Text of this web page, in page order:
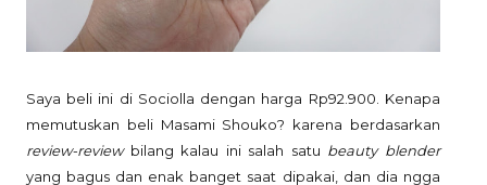
Saya beli ini di Sociolla dengan harga Rp92.900. Kenapa
memutuskan beli Masami Shouko? karena berdasarkan
review-reviewbilang kalau ini salah satu beauty blender
yang bagus dan enak banget saat dipakai, dan dia ngga